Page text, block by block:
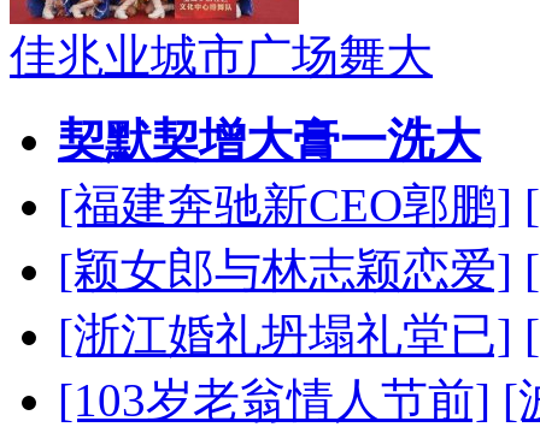
佳兆业城市广场舞大
契默契增大膏一洗大
[福建奔驰新CEO郭鹏]
[颖女郎与林志颖恋爱]
[浙江婚礼坍塌礼堂已]
[103岁老翁情人节前] [